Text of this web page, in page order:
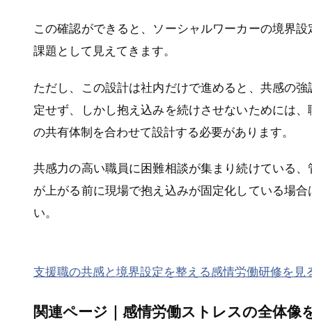
この確認ができると、ソーシャルワーカーの境界
課題として見えてきます。
ただし、この設計は社内だけで進めると、共感の
定せず、しかし抱え込みを続けさせないためには
の共有体制を合わせて設計する必要があります。
共感力の高い職員に困難相談が集まり続けている
が上がる前に現場で抱え込みが固定化している場
い。
支援職の共感と境界設定を整える感情労働研修を見
関連ページ｜感情労働ストレスの全体像